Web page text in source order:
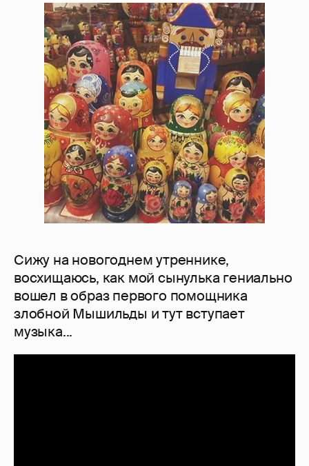
Сижу на новогоднем утреннике,
восхищаюсь, как мой сынулька гениально
вошел в образ первого помощника
злобной Мышильды и тут вступает
музыка...